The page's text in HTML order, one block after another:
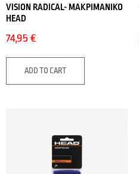
VISION RADICAL- ΜΑΚΡΙΜΑΝΙΚΟ
HEAD
74,95€
ADD TO CART